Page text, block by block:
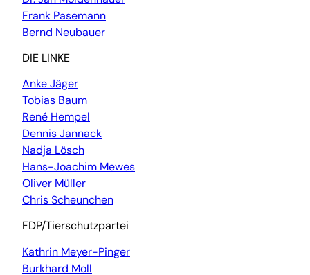
Frank Pasemann
Bernd Neubauer
DIE LINKE
Anke Jäger
Tobias Baum
René Hempel
Dennis Jannack
Nadja Lösch
Hans-Joachim Mewes
Oliver Müller
Chris Scheunchen
FDP/Tierschutzpartei
Kathrin Meyer-Pinger
Burkhard Moll